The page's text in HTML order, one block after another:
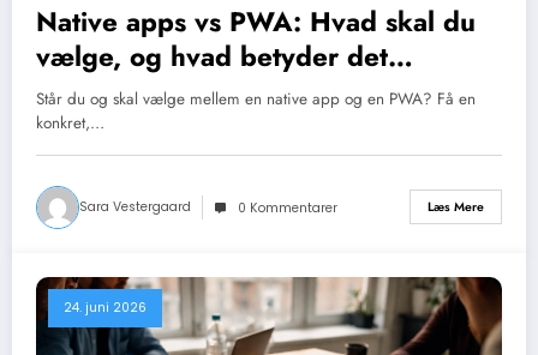
Native apps vs PWA: Hvad skal du
vælge, og hvad betyder det
teknisk?
Står du og skal vælge mellem en native app og en PWA? Få en
konkret,…
Sara Vestergaard 0 Kommentarer Læs Mere
24. juni 2026